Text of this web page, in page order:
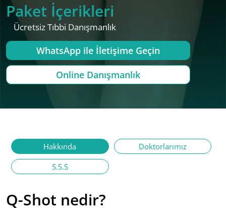
Paket İçerikleri
Ücretsiz Tıbbi Danışmanlık
WhatsApp ile İletişime Geçin
Online Danışmanlık
Hakkında
Doktorlarımız
S.S.S
Q-Shot nedir?